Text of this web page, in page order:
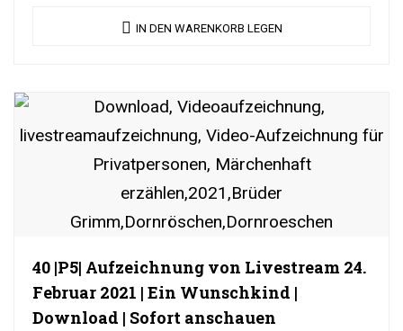
IN DEN WARENKORB LEGEN
40 |P5| Aufzeichnung von Livestream 24.
Februar 2021 | Ein Wunschkind |
Download | Sofort anschauen